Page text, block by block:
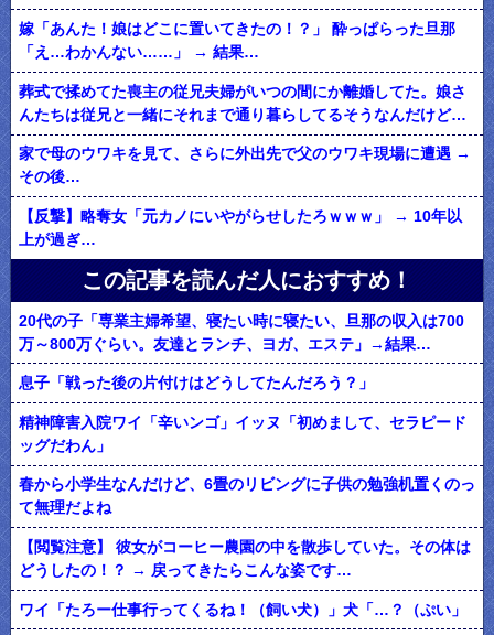
嫁「あんた！娘はどこに置いてきたの！？」 酔っぱらった旦那
「え…わかんない……」 → 結果…
葬式で揉めてた喪主の従兄夫婦がいつの間にか離婚してた。娘さ
んたちは従兄と一緒にそれまで通り暮らしてるそうなんだけど…
家で母のウワキを見て、さらに外出先で父のウワキ現場に遭遇 →
その後…
【反撃】略奪女「元カノにいやがらせしたろｗｗｗ」 → 10年以
上が過ぎ…
この記事を読んだ人におすすめ！
20代の子「専業主婦希望、寝たい時に寝たい、旦那の収入は700
万～800万ぐらい。友達とランチ、ヨガ、エステ」→結果…
息子「戦った後の片付けはどうしてたんだろう？」
精神障害入院ワイ「辛いンゴ」イッヌ「初めまして、セラピード
ッグだわん」
春から小学生なんだけど、6畳のリビングに子供の勉強机置くのっ
て無理だよね
【閲覧注意】 彼女がコーヒー農園の中を散歩していた。その体は
どうしたの！？ → 戻ってきたらこんな姿です…
ワイ「たろー仕事行ってくるね！（飼い犬）」犬「…？（ぷい」